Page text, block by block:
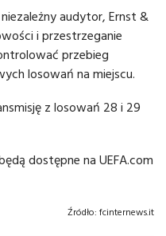
audytor, Ernst &
i przestrzeganie
przebieg
losowań na miejscu.
z losowań 28 i 29
dostępne na UEFA.com
Źródło: fcinternews.it